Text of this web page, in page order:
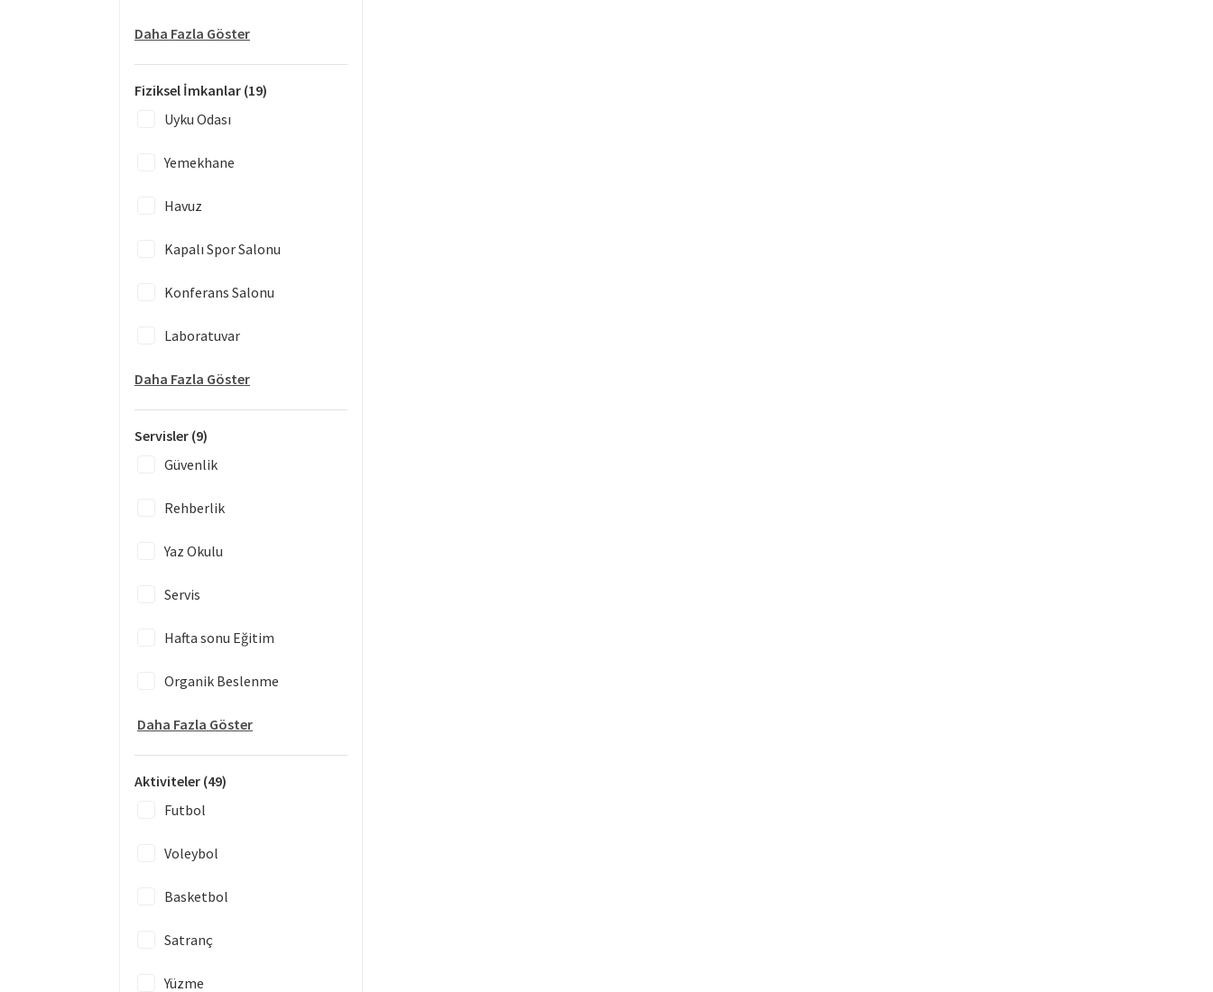
Daha Fazla Göster
Fiziksel İmkanlar (19)
Uyku Odası
Yemekhane
Havuz
Kapalı Spor Salonu
Konferans Salonu
Laboratuvar
Daha Fazla Göster
Servisler (9)
Güvenlik
Rehberlik
Yaz Okulu
Servis
Hafta sonu Eğitim
Organik Beslenme
Daha Fazla Göster
Aktiviteler (49)
Futbol
Voleybol
Basketbol
Satranç
Yüzme